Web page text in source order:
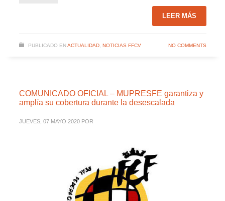
LEER MÁS
PUBLICADO EN ACTUALIDAD, NOTICIAS FFCV NO COMMENTS
COMUNICADO OFICIAL – MUPRESFE garantiza y
amplía su cobertura durante la desescalada
JUEVES, 07 MAYO 2020 POR